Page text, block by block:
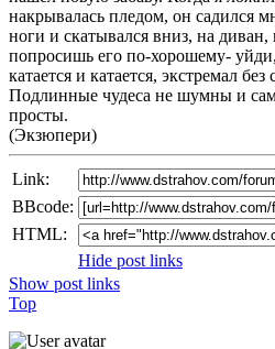
накрывалась пледом, он садился
ноги и скатывался вниз, на
попросишь его по-хорошему-
катается и катается, экстремал без
Подлинные чудеса не шумны и
просты.
(Экзюпери)
Link:
BBcode:
HTML:
Hide post links
Show post links
Top